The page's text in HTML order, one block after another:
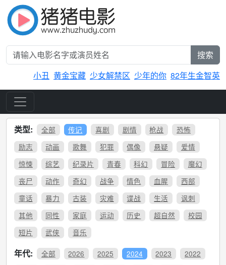
搜索
小丑 黄金宝藏 少女解禁区 少年的你 82年生金智英
类型: 全部 传记 喜剧 剧情 枪战
恐怖
励志
动画 歌舞 犯罪 偶像 悬疑
爱情
惊悚
综艺 纪录片 青春 科幻 冒险
魔幻
丧尸
动作 奇幻 战争 情色 血腥
西部
童话
暴力 古装 灾难 谍战 生活
讽刺
其他
同性 家庭 运动 历史 超自然
校园
短片
武侠 音乐
年代: 全部 2026 2025 2024 2023
2022